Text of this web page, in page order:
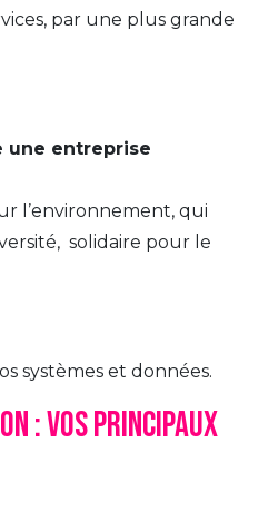
par une plus grande
une entreprise
l’environnement, qui
solidaire pour le
systèmes et données.
: vos principaux